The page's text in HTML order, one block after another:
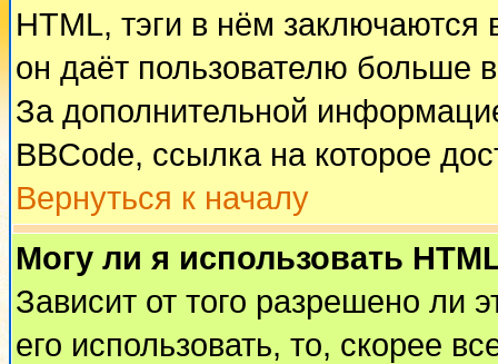
HTML, тэги в нём заключаются
он даёт пользователю больше
За дополнительной
BBCode, ссылка на которое
Вернуться к началу
Могу ли я использовать
Зависит от того разрешено ли
его использовать, то, скорее